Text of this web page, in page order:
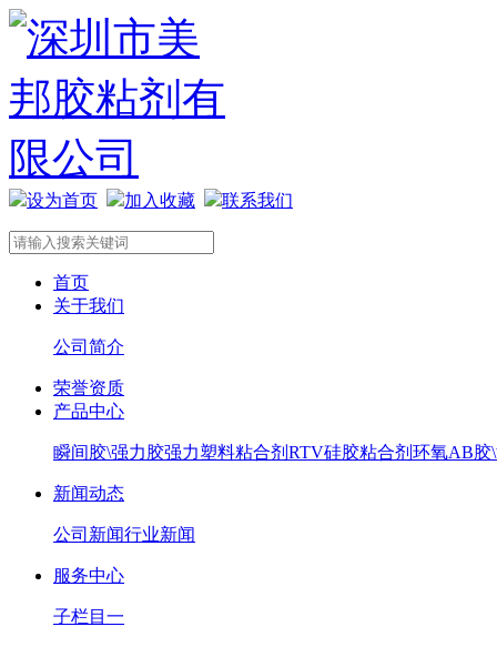
设为首页 加入收藏 联系我们
首页
关于我们
公司简介
荣誉资质
产品中心
瞬间胶\强力胶强力塑料粘合剂 RTV硅胶粘合剂 环氧AB胶
新闻动态
公司新闻行业新闻
服务中心
子栏目一